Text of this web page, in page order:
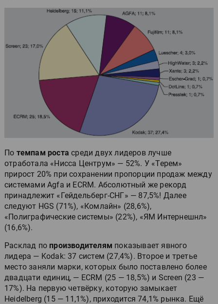
По темпам роста среди двух лидеров лучше
отработала «Нисса Центрум» — 52%. У «Терем»
прирост 20% при сохранении пропорции продаж между
системами Agfa и ECRM. Абсолютный же рекорд
принадлежит «Гейдельберг-СНГ» — 87,5%! Далее
следуют HGS (71%), «Комлайн» (28,6%),
«Полиграфические системы» (22%), «ЯМ Интернешнл»
(16,6%).
Расклад по производителям показывает явного
лидера — Kodak: 37 систем (27,4%). Второе и третье
место заняли марки, которых было поставлено более
двадцати единиц, — ECRM (25 — 18,5%) и Screen (23 —
17%). На первую четвёрку, которую замыкает
Heidelberg (15 — 11,1%), приходится 74,1% рынка. Ещё